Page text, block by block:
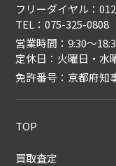
フリーダイヤル：
TEL：075-325-0808
営業時間：9:30〜
定休日：火曜日・水
免許番号：京都府知
TOP
買取査定